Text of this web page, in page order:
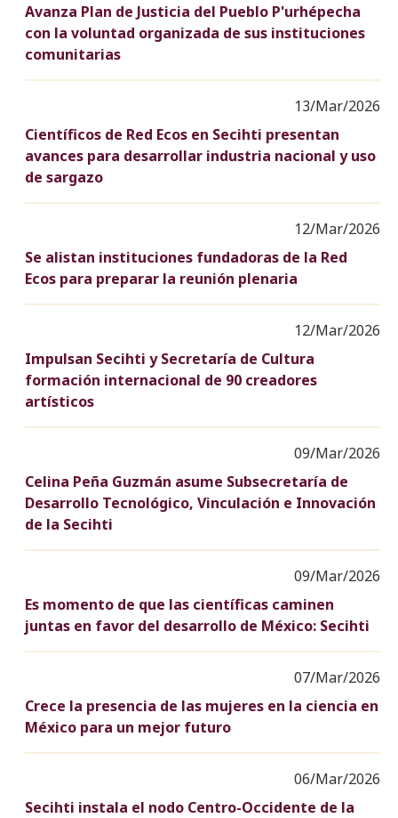
Avanza Plan de Justicia del Pueblo P'urhépecha
con la voluntad organizada de sus instituciones
comunitarias
13/Mar/2026
Científicos de Red Ecos en Secihti presentan
avances para desarrollar industria nacional y uso
de sargazo
12/Mar/2026
Se alistan instituciones fundadoras de la Red
Ecos para preparar la reunión plenaria
12/Mar/2026
Impulsan Secihti y Secretaría de Cultura
formación internacional de 90 creadores
artísticos
09/Mar/2026
Celina Peña Guzmán asume Subsecretaría de
Desarrollo Tecnológico, Vinculación e Innovación
de la Secihti
09/Mar/2026
Es momento de que las científicas caminen
juntas en favor del desarrollo de México: Secihti
07/Mar/2026
Crece la presencia de las mujeres en la ciencia en
México para un mejor futuro
06/Mar/2026
Secihti instala el nodo Centro-Occidente de la